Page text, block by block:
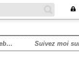
Suivez moi sur Facebook!